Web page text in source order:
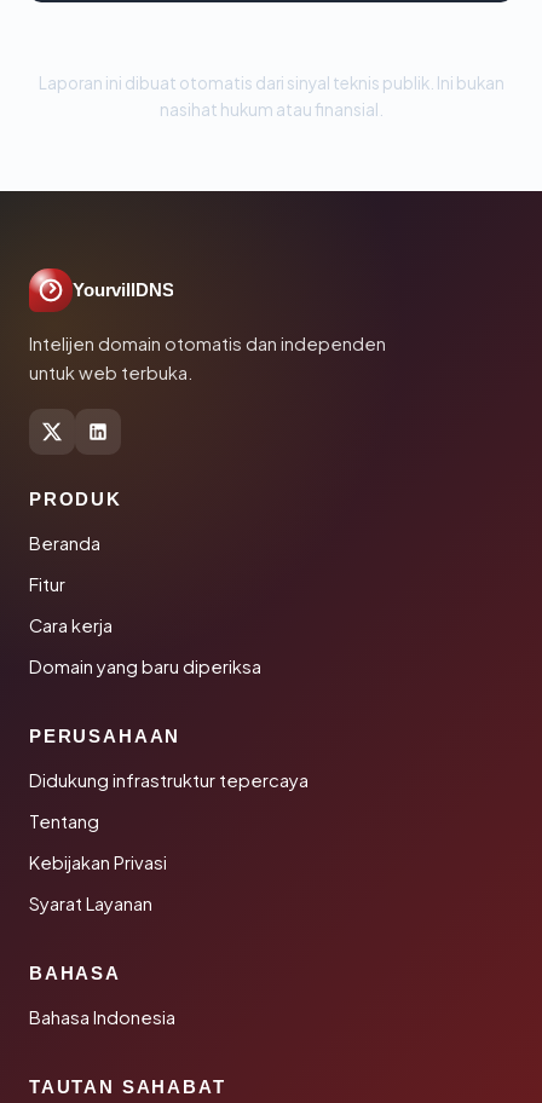
Laporan ini dibuat otomatis dari sinyal teknis publik. Ini bukan
nasihat hukum atau finansial.
YourvillDNS
Intelijen domain otomatis dan independen
untuk web terbuka.
PRODUK
Beranda
Fitur
Cara kerja
Domain yang baru diperiksa
PERUSAHAAN
Didukung infrastruktur tepercaya
Tentang
Kebijakan Privasi
Syarat Layanan
BAHASA
Bahasa Indonesia
TAUTAN SAHABAT